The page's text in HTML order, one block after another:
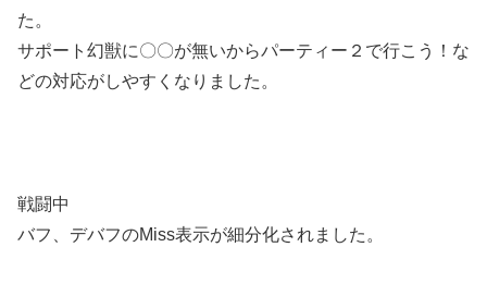
た。
サポート幻獣に〇〇が無いからパーティー２で行こう！な
どの対応がしやすくなりました。
戦闘中
バフ、デバフのMiss表示が細分化されました。